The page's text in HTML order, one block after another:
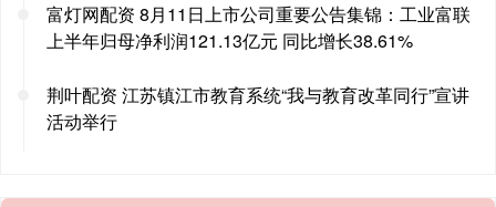
富灯网配资 8月11日上市公司重要公告集锦：工业富联
上半年归母净利润121.13亿元 同比增长38.61%
荆叶配资 江苏镇江市教育系统“我与教育改革同行”宣讲
活动举行